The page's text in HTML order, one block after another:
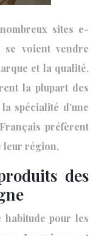
sites e-
se voient vendre
et la qualité,
la plupart des
spécialité d’une
préfèrent
leur région.
des
habitude pour les